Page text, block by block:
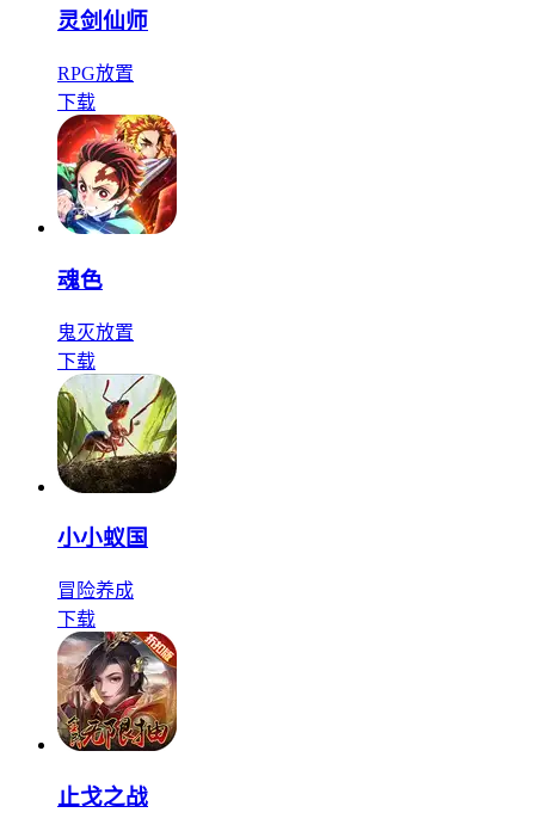
灵剑仙师
RPG放置
下载
魂色
鬼灭放置
下载
小小蚁国
冒险养成
下载
止戈之战